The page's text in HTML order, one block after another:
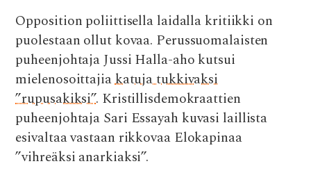
Opposition poliittisella laidalla kritiikki on
puolestaan ollut kovaa. Perussuomalaisten
puheenjohtaja Jussi Halla-aho kutsui
mielenosoittajiakatuja tukkivaksi
”rupusakiksi”. Kristillisdemokraattien
puheenjohtaja Sari Essayah kuvasi laillista
esivaltaa vastaan rikkovaa Elokapinaa
”vihreäksi anarkiaksi”.